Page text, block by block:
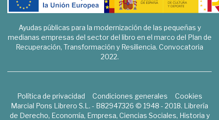
Ayudas públicas para la modernización de las pequeñas y
medianas empresas del sector del libro en el marco del Plan de
Recuperación, Transformación y Resiliencia. Convocatoria
2022.
Política de privacidad Condiciones generales
Cookies
Marcial Pons Librero S.L. - B82947326 © 1948 - 2018. Librería
de Derecho, Economía, Empresa, Ciencias Sociales, Historia y